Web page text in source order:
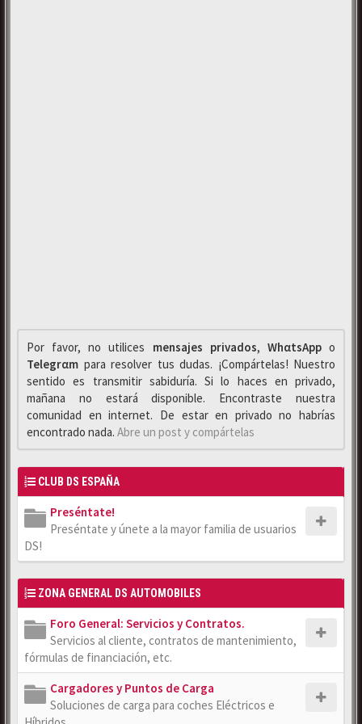
Por favor, no utilices mensajes privados, WhαtsAppo
Telegrαm para resolver tus dudas. ¡Compártelas! Nuestro
sentido es transmitir sabiduría. Si lo haces en privado,
mañana no estará disponible. Encontraste nuestra
comunidad en internet. De estar en privado no habrías
encontrado nada. Abre un post y compártelas
CLUB DS ESPAÑA
Preséntate!
Preséntate y únete a la mayor familia de usuarios
DS!
ZONA GENERAL DS AUTOMOBILES
Foro General: Servicios y Contratos.
Servicios al cliente, contratos de mantenimiento,
fórmulas de financiación, etc.
Cargadores y Puntos de Carga
Soluciones de carga para coches Eléctricos e